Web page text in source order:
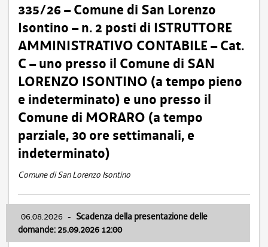
335/26 – Comune di San Lorenzo
Isontino – n. 2 posti di ISTRUTTORE
AMMINISTRATIVO CONTABILE – Cat.
C – uno presso il Comune di SAN
LORENZO ISONTINO (a tempo pieno
e indeterminato) e uno presso il
Comune di MORARO (a tempo
parziale, 30 ore settimanali, e
indeterminato)
Comune di San Lorenzo Isontino
06.08.2026 - Scadenza della presentazione delle
domande: 25.09.2026 12:00